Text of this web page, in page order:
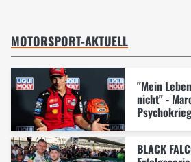
MOTORSPORT-AKTUELL
"Mein
nicht" -
BLACK